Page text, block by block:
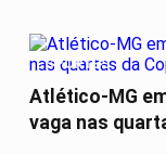
ESPORTES
Atlético-MG
vaga nas